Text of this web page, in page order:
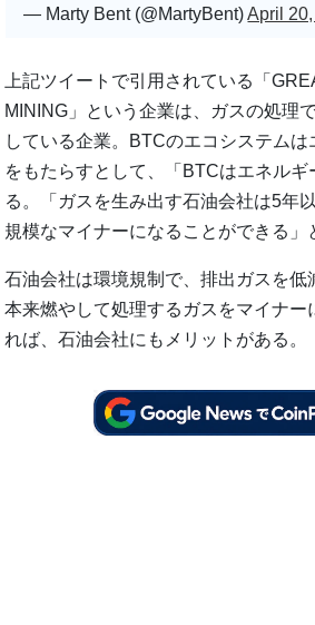
— Marty Bent (@MartyBent)April
上記ツイートで引用されている「
MINING」という企業は、ガスの処理
している企業。BTCのエコシステム
をもたらすとして、「BTCはエネル
る。「ガスを生み出す石油会社は5年
規模なマイナーになることができる」
石油会社は環境規制で、排出ガスを低
本来燃やして処理するガスをマイナー
れば、石油会社にもメリットがある。